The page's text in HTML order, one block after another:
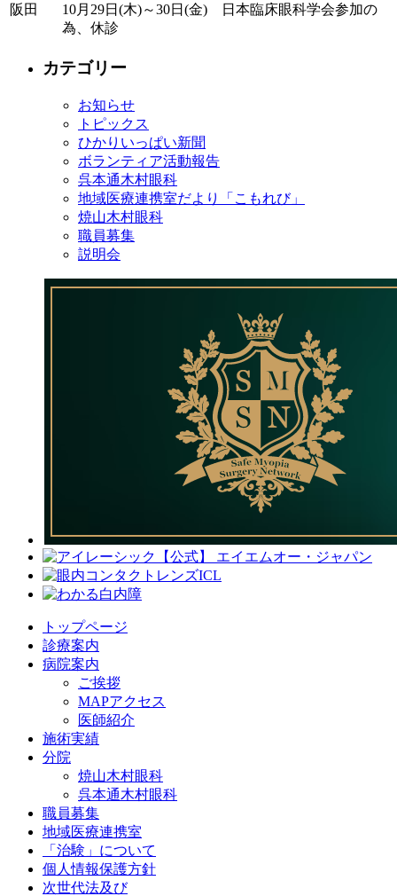
阪田
10月29日(木)～30日(金) 日本臨床眼科学会参加の
為、休診
カテゴリー
お知らせ
トピックス
ひかりいっぱい新聞
ボランティア活動報告
呉本通木村眼科
地域医療連携室だより「こもれび」
焼山木村眼科
職員募集
説明会
トップページ
診療案内
病院案内
ご挨拶
MAPアクセス
医師紹介
施術実績
分院
焼山木村眼科
呉本通木村眼科
職員募集
地域医療連携室
「治験」について
個人情報保護方針
次世代法及び